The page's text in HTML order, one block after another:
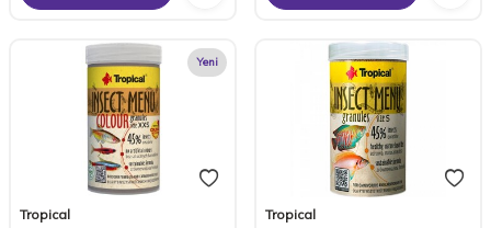
Yeni
Tropical
Tropical